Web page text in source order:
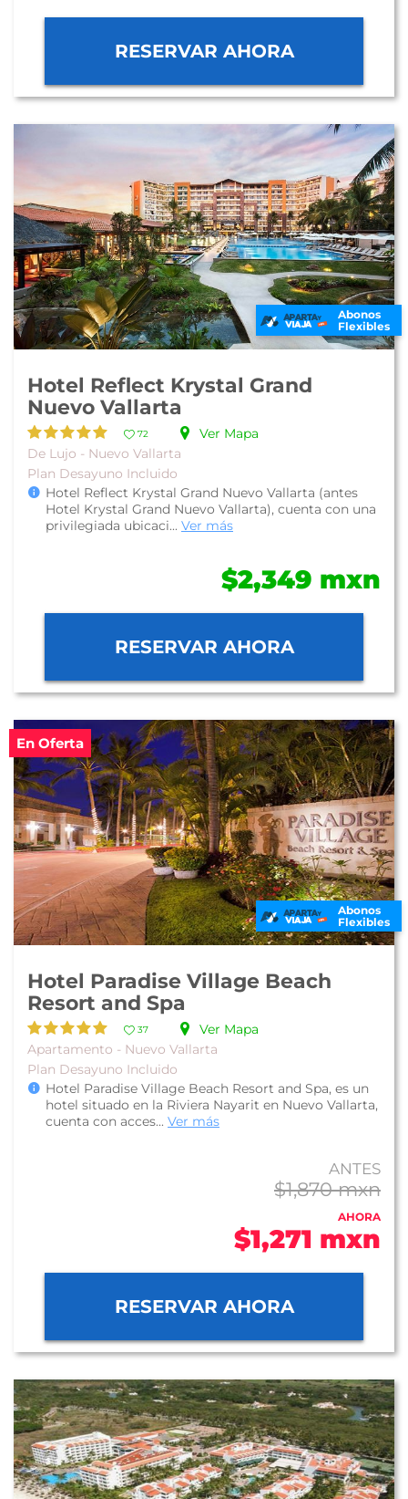
RESERVAR AHORA
Abonos
Flexibles
Hotel Reflect Krystal Grand
Nuevo Vallarta
72
Ver Mapa
De Lujo - Nuevo Vallarta
Plan Desayuno Incluido
Hotel Reflect Krystal Grand Nuevo Vallarta (antes
Hotel Krystal Grand Nuevo Vallarta), cuenta con una
privilegiada ubicaci... Ver más
$2,349 mxn
RESERVAR AHORA
En Oferta
Abonos
Flexibles
Hotel Paradise Village Beach
Resort and Spa
37
Ver Mapa
Apartamento - Nuevo Vallarta
Plan Desayuno Incluido
Hotel Paradise Village Beach Resort and Spa, es un
hotel situado en la Riviera Nayarit en Nuevo Vallarta,
cuenta con acces... Ver más
ANTES
$1,870 mxn
AHORA
$1,271 mxn
RESERVAR AHORA